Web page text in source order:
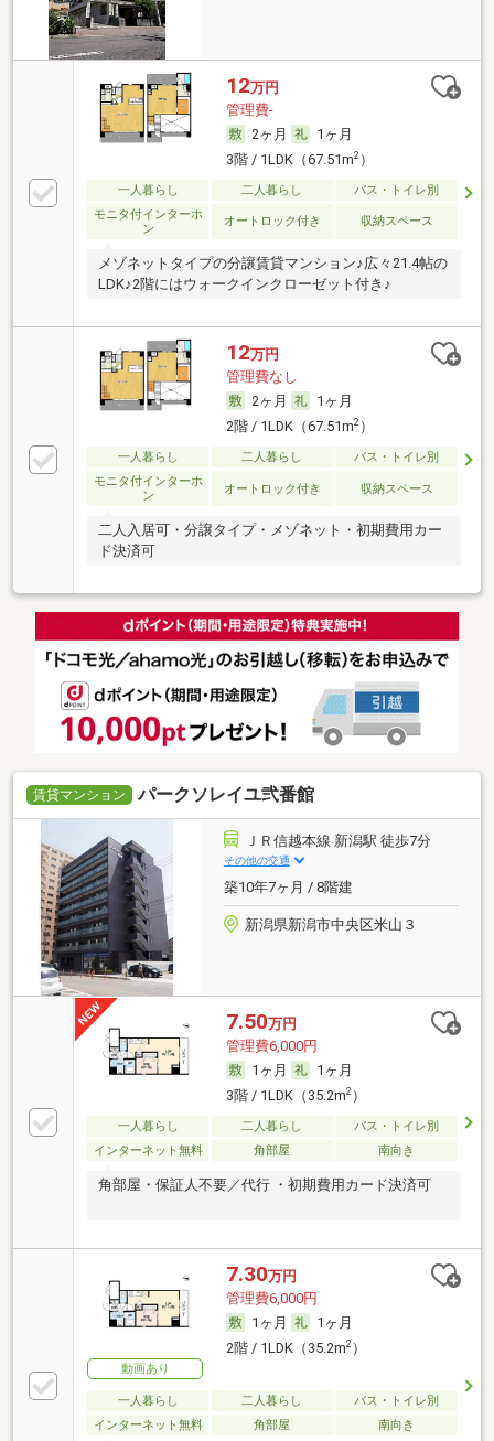
12万円
管理費-
2ヶ月
1ヶ月
3階 / 1LDK（67.51m2）
一人暮らし 二人暮らし
バス・トイレ別
モニタ付インターホ
ン
オートロック付き 収納スペース
メゾネットタイプの分譲賃貸マンション♪広々21.4帖の
LDK♪2階にはウォークインクローゼット付き♪
12万円
管理費なし
2ヶ月
1ヶ月
2階 / 1LDK（67.51m2）
一人暮らし 二人暮らし
バス・トイレ別
モニタ付インターホ
ン
オートロック付き 収納スペース
二人入居可・分譲タイプ・メゾネット・初期費用カー
ド決済可
賃貸マンション パークソレイユ弐番館
ＪＲ信越本線 新潟駅 徒歩7分
その他の交通
築10年7ヶ月 / 8階建
新潟県新潟市中央区米山３
7.50万円
管理費6,000円
1ヶ月
1ヶ月
3階 / 1LDK（35.2m2）
一人暮らし 二人暮らし
バス・トイレ別
インターネット無料
角部屋 南向き
角部屋・保証人不要／代行 ・初期費用カード決済可
動画あり
7.30万円
管理費6,000円
1ヶ月
1ヶ月
2階 / 1LDK（35.2m2）
一人暮らし 二人暮らし
バス・トイレ別
インターネット無料
角部屋 南向き